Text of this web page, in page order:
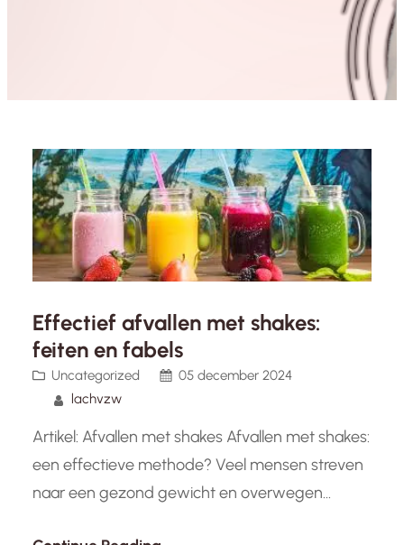
Effectief afvallen met shakes:
feiten en fabels
Uncategorized
05 december 2024
lachvzw
Artikel: Afvallen met shakes Afvallen met shakes:
een effectieve methode? Veel mensen streven
naar een gezond gewicht en overwegen